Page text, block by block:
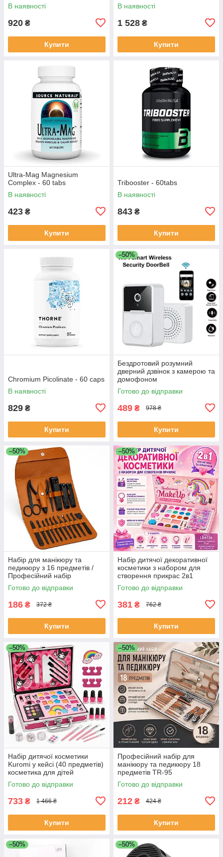
В наявності
920 ₴
Купити
В наявності
1 528 ₴
Купити
Ultra-Mag Magnesium
Complex - 60 tabs
В наявності
423 ₴
Купити
Tribooster - 60tabs
В наявності
843 ₴
Купити
Chromium Picolinate - 60 caps
В наявності
829 ₴
Купити
–50%
Бездротовий розумний
дверний дзвінок з камерою та
домофоном
водонепроникний DF-37
Готово до відправки
489 ₴ 978 ₴
Купити
–50%
Набір для манікюру та
педикюру з 16 предметів /
Професійний набір
інструментів 16 в 1 з
нержавіючої сталі у футлярі
Готово до відправки
186 ₴ 372 ₴
Купити
–50%
Набір дитячої декоративної
косметики з набором для
створення прикрас 2в1
MakeUp Набір для дівчаток
BC-25
Готово до відправки
381 ₴ 762 ₴
Купити
–50%
Набір дитячої косметики
Kuromi у кейсі (40 предметів)
косметика для дітей
косметика дитяча YF-93
Готово до відправки
733 ₴ 1 466 ₴
Купити
–50%
Професійний набір для
манікюру та педикюру 18
предметів TR-95
Готово до відправки
212 ₴ 424 ₴
Купити
–50% –50%